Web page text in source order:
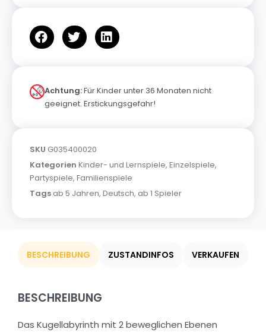
Achtung:Für Kinder unter 36 Monaten nicht
geeignet. Erstickungsgefahr!
SKU G035400020
Kategorien Kinder- und Lernspiele, Einzelspiele,
Partyspiele, Familienspiele
Tags ab 5 Jahren, Deutsch, ab 1 Spieler
BESCHREIBUNG ZUSTANDINFOS VERKAUFEN
BESCHREIBUNG
Das Kugellabyrinth mit 2 beweglichen Ebenen